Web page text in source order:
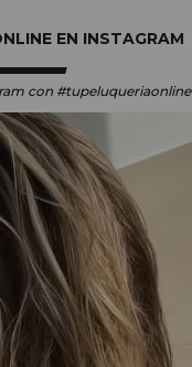
EN INSTAGRAM
con #tupeluqueriaonline